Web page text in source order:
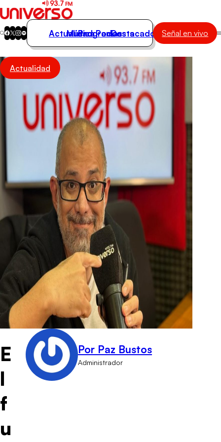
Actualidad
Música
Podcasts
Destacados
Actualidad
Música
Programas
Podcasts
Destacados Señal en vivo
Actualidad
E
l
f
u
Por Paz Bustos
Administrador